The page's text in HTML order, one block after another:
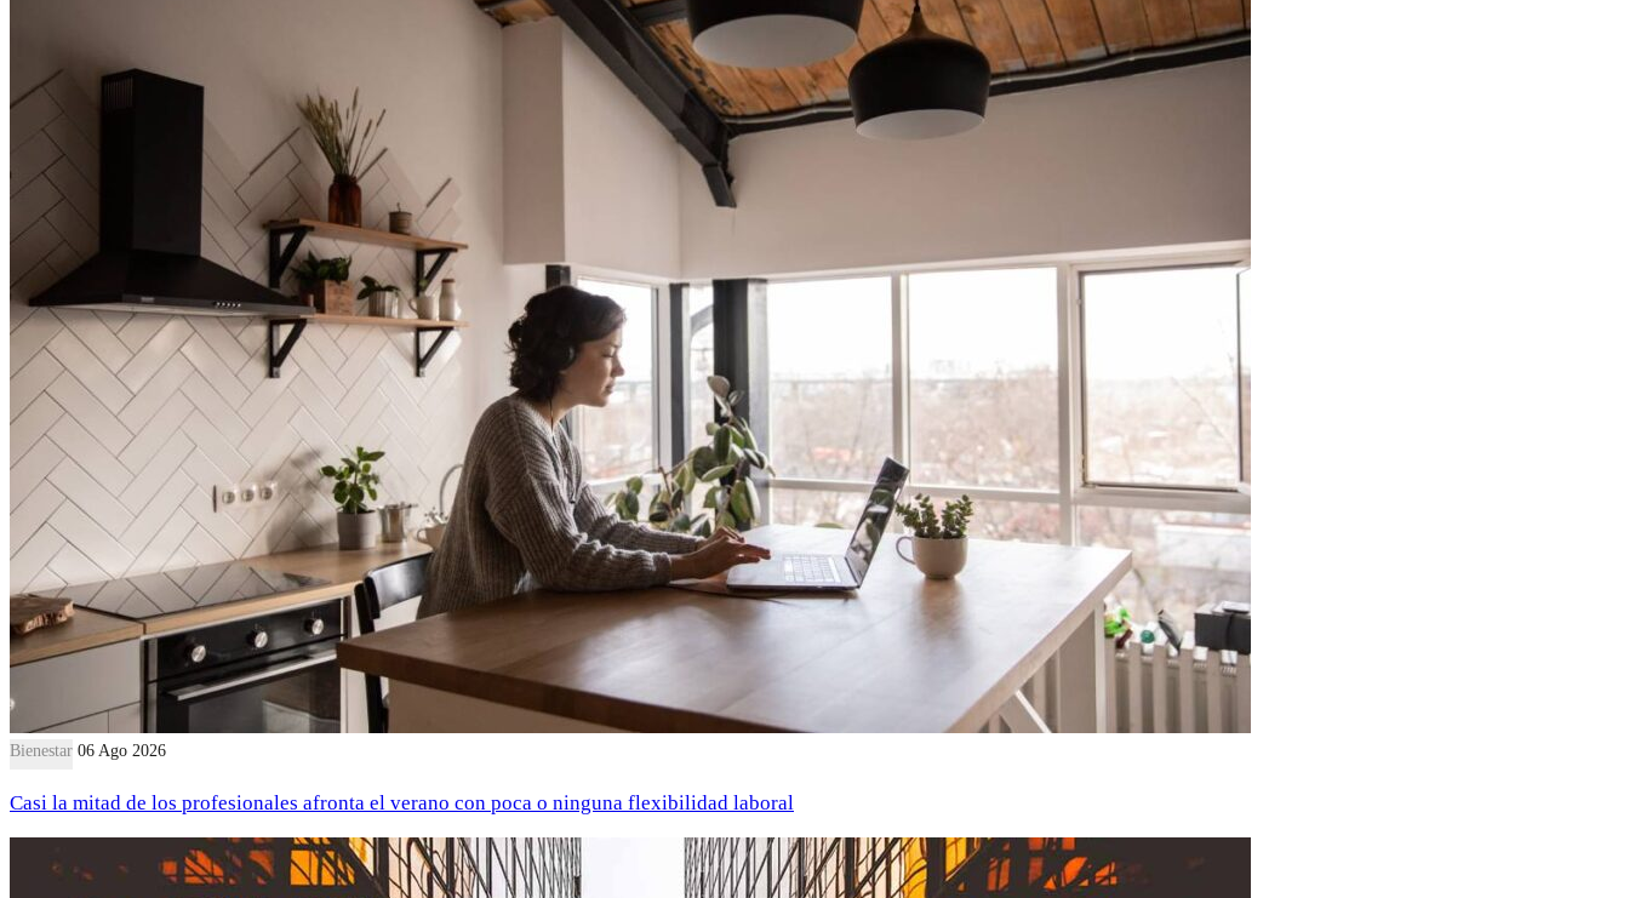
Bienestar 06 Ago 2026
Casi la mitad de los profesionales afronta el verano con poca o ninguna flexibilidad laboral